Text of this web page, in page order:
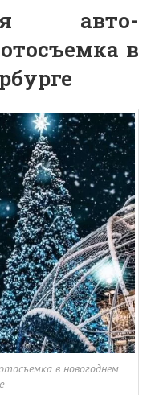
авто-
в
в новогоднем